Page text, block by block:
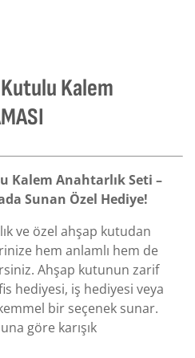
Kalem
Kalem Anahtarlık Seti –
Sunan Özel Hediye!
ve özel ahşap kutudan
hem anlamlı hem de
Ahşap kutunun zarif
hediyesi, iş hediyesi veya
bir seçenek sunar.
göre karışık